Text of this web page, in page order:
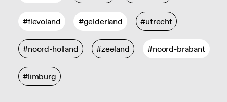
#flevoland #gelderland #utrecht
#noord-holland #zeeland #noord-brabant
#limburg